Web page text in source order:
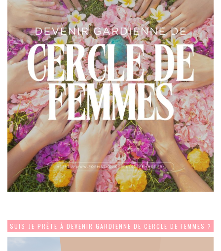
SUIS-JE PRÊTE À DEVENIR GARDIENNE DE CERCLE DE FEMMES ?